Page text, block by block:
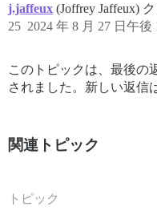
j.jaffeux (Joffrey Jaffeux)
2024 年 8 月 27 日午後
25
このトピックは、最後の
されました。新しい返信
関連トピック
トピック